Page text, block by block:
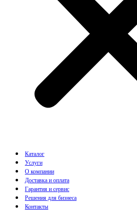
Каталог
Услуги
О компании
Доставка и оплата
Гарантия и сервис
Решения для бизнеса
Контакты